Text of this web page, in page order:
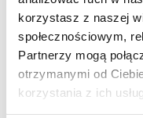
korzystasz z naszej
społecznościowym,
Partnerzy mogą
otrzymanymi od
korzystania z ich usług.
Krzesło do jadalni z